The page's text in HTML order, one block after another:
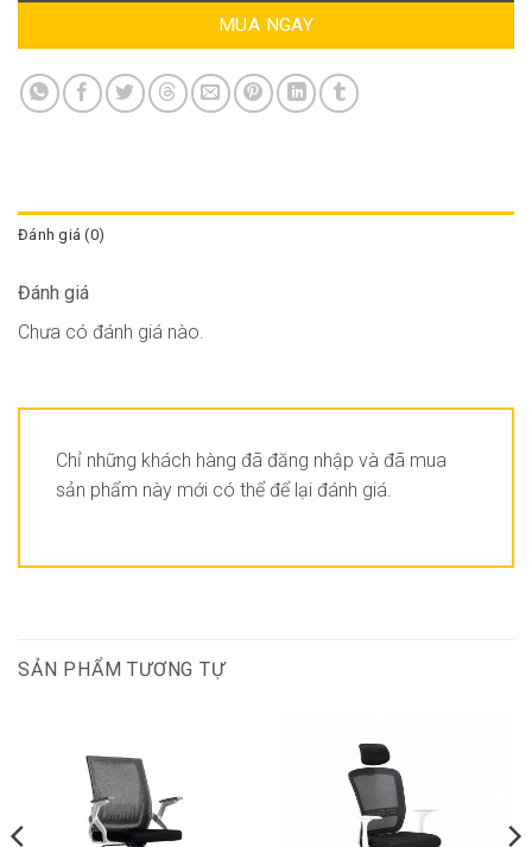
MUA NGAY
Đánh giá (0)
Đánh giá
Chưa có đánh giá nào.
Chỉ những khách hàng đã đăng nhập và đã mua
sản phẩm này mới có thể để lại đánh giá.
SẢN PHẨM TƯƠNG TỰ